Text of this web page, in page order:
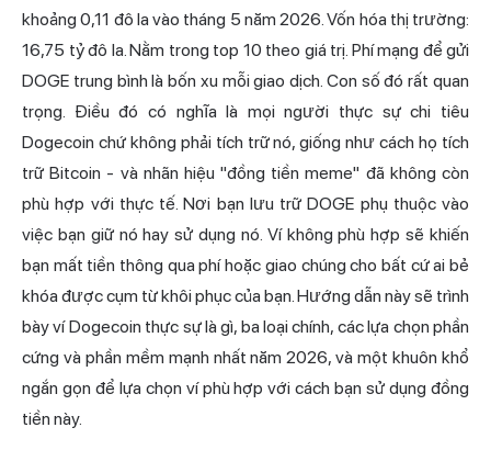
khoảng 0,11 đô la vào tháng 5 năm 2026. Vốn hóa thị trường:
16,75 tỷ đô la. Nằm trong top 10 theo giá trị. Phí mạng để gửi
DOGE trung bình là bốn xu mỗi giao dịch. Con số đó rất quan
trọng. Điều đó có nghĩa là mọi người thực sự chi tiêu
Dogecoin chứ không phải tích trữ nó, giống như cách họ tích
trữ Bitcoin - và nhãn hiệu "đồng tiền meme" đã không còn
phù hợp với thực tế. Nơi bạn lưu trữ DOGE phụ thuộc vào
việc bạn giữ nó hay sử dụng nó. Ví không phù hợp sẽ khiến
bạn mất tiền thông qua phí hoặc giao chúng cho bất cứ ai bẻ
khóa được cụm từ khôi phục của bạn. Hướng dẫn này sẽ trình
bày ví Dogecoin thực sự là gì, ba loại chính, các lựa chọn phần
cứng và phần mềm mạnh nhất năm 2026, và một khuôn khổ
ngắn gọn để lựa chọn ví phù hợp với cách bạn sử dụng đồng
tiền này.